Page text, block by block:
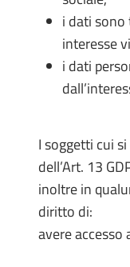
i dati
interesse
i dati
I soggetti cui
dell’Art. 13
inoltre in
diritto di:
avere accesso